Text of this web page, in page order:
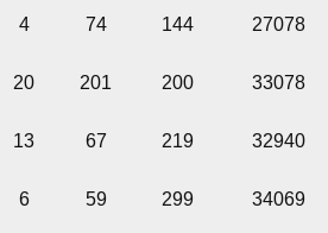
4 74 144 27078
20 201 200 33078
13 67 219 32940
6 59 299 34069